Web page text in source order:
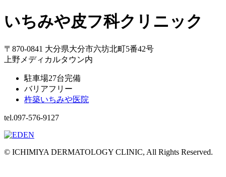
いちみや皮フ科クリニック
〒870-0841 大分県大分市六坊北町5番42号
上野メディカルタウン内
駐車場27台完備
バリアフリー
杵築いちみや医院
tel.097-576-9127
© ICHIMIYA DERMATOLOGY CLINIC, All Rights Reserved.